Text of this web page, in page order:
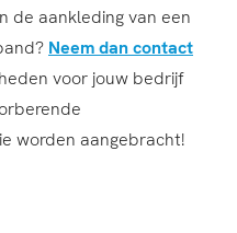
de aankleding van een
Neem dan contact
voor jouw bedrijf
worden aangebracht!